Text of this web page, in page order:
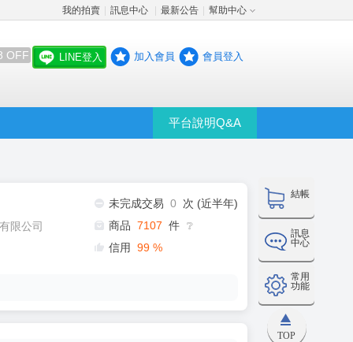
我的拍賣 訊息中心 最新公告 幫助中心
OFF LINE登入 加入會員 會員登入
平台說明Q&A
結帳
訊息
中心
常用
功能
TOP
限公司
未完成交易 0
次 (近半年)
商品 7107 件 ❔
信用 99 %